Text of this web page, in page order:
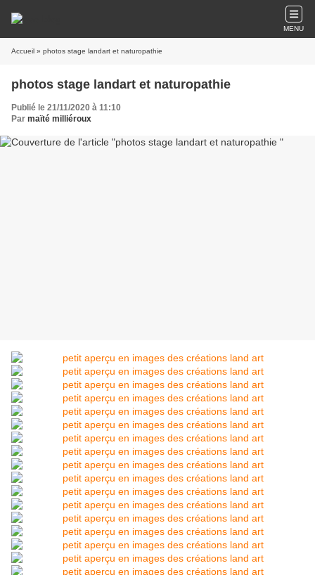
MENU
Accueil » photos stage landart et naturopathie
photos stage landart et naturopathie
Publié le 21/11/2020 à 11:10
Par maïté milliéroux